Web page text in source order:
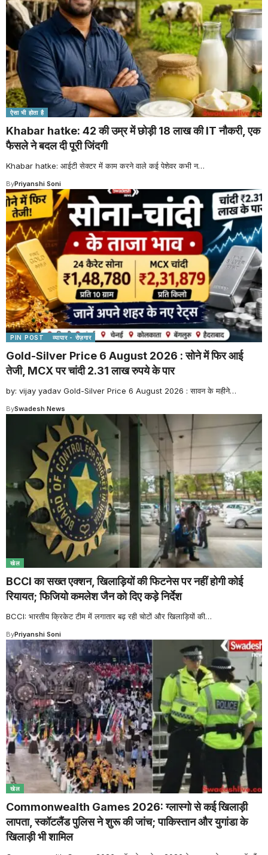
ऐसा भी होता है
Khabar hatke: 42 की उम्र में छोड़ी 18 लाख की IT नौकरी, एक
फैसले ने बदल दी पूरी जिंदगी
Khabar hatke: आईटी सेक्टर में काम करने वाले कई पेशेवर कभी न…
ByPriyanshi Soni
PIN POST व्यापार - रोज़गार
Gold-Silver Price 6 August 2026 : सोने में फिर आई
तेजी, MCX पर चांदी 2.31 लाख रुपये के पार
by: vijay yadav Gold-Silver Price 6 August 2026 : सावन के महीने…
BySwadesh News
खेल
BCCI का सख्त एक्शन, खिलाड़ियों की फिटनेस पर नहीं होगी कोई
रियायत; फिजियो कमलेश जैन को दिए कड़े निर्देश
BCCI: भारतीय क्रिकेट टीम में लगातार बढ़ रही चोटों और खिलाड़ियों की…
ByPriyanshi Soni
खेल
Commonwealth Games 2026: ग्लास्गो से कई खिलाड़ी
लापता, स्कॉटलैंड पुलिस ने शुरू की जांच; पाकिस्तान और युगांडा के
खिलाड़ी भी शामिल